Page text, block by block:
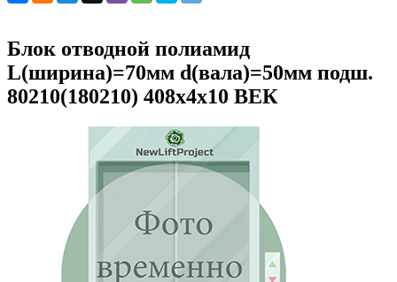
Блок отводной полиамид
L(ширина)=70мм d(вала)=50мм подш.
80210(180210) 408х4х10 ВЕК